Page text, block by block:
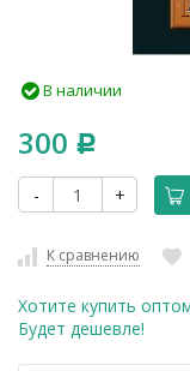
В наличии
300 Р
- +
К сравнению
Хотите купить
Будет дешевле!